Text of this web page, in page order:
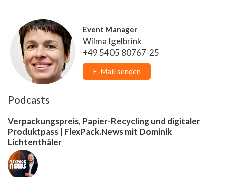
Event Manager
Wilma Igelbrink
+49 5405 80767-25
E-Mail senden
Podcasts
Verpackungspreis, Papier-Recycling und digitaler
Produktpass | FlexPack.News mit Dominik
Lichtenthäler